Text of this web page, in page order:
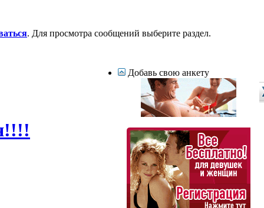
. Для просмотра сообщений выберите раздел.
Добавь свою анкету